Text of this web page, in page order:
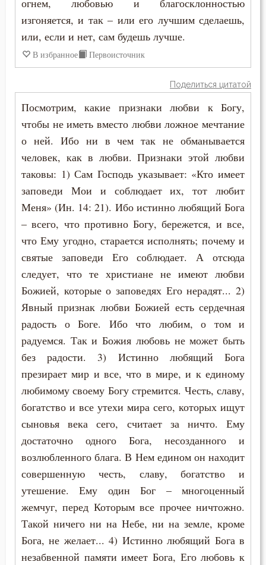
Страсть
Страшный суд
Трезвение
Тщеславие
Уныние
Храм
Церковь
Чудо
Язык
огнем, любовью и благосклонностью
изгоняется, и так – или его лучшим сделаешь,
или, если и нет, сам будешь лучше.
В избранное Первоисточник
Поделиться цитатой
Посмотрим, какие признаки любви к Богу,
чтобы не иметь вместо любви ложное мечтание
о ней. Ибо ни в чем так не обманывается
человек, как в любви. Признаки этой любви
таковы: 1) Сам Господь указывает: «Кто имеет
заповеди Мои и соблюдает их, тот любит
Меня» (Ин. 14: 21). Ибо истинно любящий Бога
– всего, что противно Богу, бережется, и все,
что Ему угодно, старается исполнять; почему и
святые заповеди Его соблюдает. А отсюда
следует, что те христиане не имеют любви
Божией, которые о заповедях Его нерадят... 2)
Явный признак любви Божией есть сердечная
радость о Боге. Ибо что любим, о том и
радуемся. Так и Божия любовь не может быть
без радости. 3) Истинно любящий Бога
презирает мир и все, что в мире, и к единому
любимому своему Богу стремится. Честь, славу,
богатство и все утехи мира сего, которых ищут
сыновья века сего, считает за ничто. Ему
достаточно одного Бога, несозданного и
возлюбленного блага. В Нем едином он находит
совершенную честь, славу, богатство и
утешение. Ему один Бог – многоценный
жемчуг, перед Которым все прочее ничтожно.
Такой ничего ни на Небе, ни на земле, кроме
Бога, не желает... 4) Истинно любящий Бога в
незабвенной памяти имеет Бога, Его любовь к